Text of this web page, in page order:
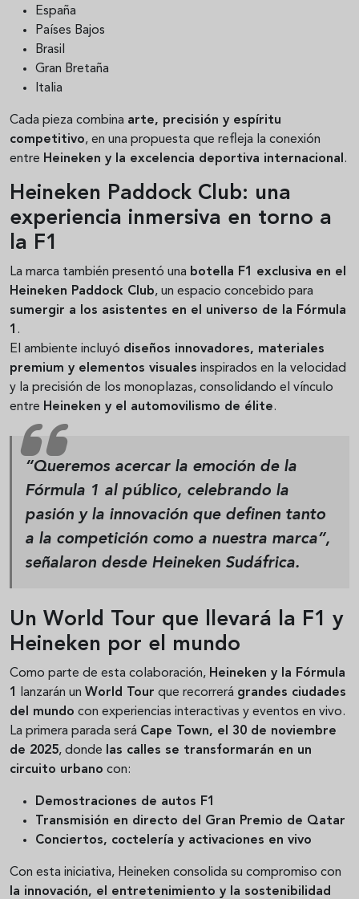
España
Países Bajos
Brasil
Gran Bretaña
Italia
Cada pieza combina arte, precisión y espíritu
competitivo, en una propuesta que refleja la conexión
entre Heineken y la excelencia deportiva internacional.
Heineken Paddock Club: una
experiencia inmersiva en torno a
la F1
La marca también presentó una botella F1 exclusiva en el
Heineken Paddock Club, un espacio concebido para
sumergir a los asistentes en el universo de la Fórmula
1 .
El ambiente incluyó diseños innovadores, materiales
premium y elementos visuales inspirados en la velocidad
y la precisión de los monoplazas, consolidando el vínculo
entre Heineken y el automovilismo de élite.
“Queremos acercar la emoción de la
Fórmula 1 al público, celebrando la
pasión y la innovación que definen tanto
a la competición como a nuestra marca”,
señalaron desde Heineken Sudáfrica.
Un World Tour que llevará la F1 y
Heineken por el mundo
Como parte de esta colaboración, Heineken y la Fórmula
1 lanzarán un World Tour que recorrerá grandes ciudades
del mundo con experiencias interactivas y eventos en vivo.
La primera parada será Cape Town, el 30 de noviembre
de 2025, donde las calles se transformarán en un
circuito urbano con:
Demostraciones de autos F1
Transmisión en directo del Gran Premio de Qatar
Conciertos, coctelería y activaciones en vivo
Con esta iniciativa, Heineken consolida su compromiso con
la innovación, el entretenimiento y la sostenibilidad